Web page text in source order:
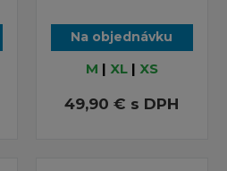
Na objednávku
M | XL| XS
49,90 € s DPH